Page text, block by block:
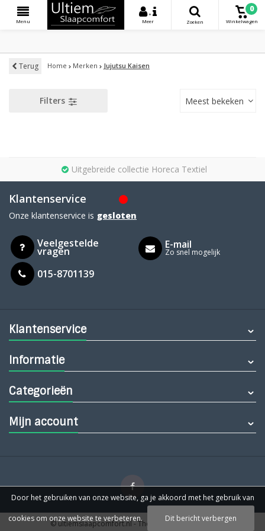
Menu
+
Meer
Zoeken
0
Winkelwagen
Terug Home Merken Jujutsu Kaisen
Filters Meest bekeken
Uitgebreide collectie Horeca Textiel
Klantenservice
Onze klantenservice is gesloten
Veelgestelde
vragen
015-8701139
E-mail
Zo snel mogelijk
Klantenservice
Informatie
Categorieën
Mijn account
© ultiemslaapcomfort.nl- Theme byWebdinge.nl
Door het gebruiken van onze website, ga je akkoord met het gebruik van
cookies om onze website te verbeteren. Dit bericht verbergen